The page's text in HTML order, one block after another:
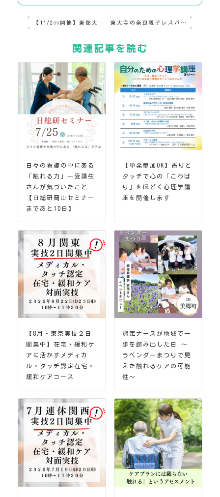
【11/2㈰開催】東都大学オープンラボでメディカル・タッチを体験しよう！～心に届く看護ケアとは～ 東大寺の奈良親子レスパイトハウスで「タッチングケア」ー障がい児家族の休息を支える取り組みー
関連記事を読む
日々の看護の中にある
「触れる力」―受講生
さんが気づいたこと
【日総研岡山セミナー
まであと10日】
【単発参加OK】香りと
タッチで心の「こわば
り」をほどく心理学講
座を開催します
【8月・東京実技２日
間集中】在宅・緩和ケ
アに活かすメディカ
ル・タッチ認定在宅・
緩和ケアコース
認定ナースが地域で一
歩を踏み出した日 ～
ラベンダーまつりで見
えた触れるケアの可能
性～